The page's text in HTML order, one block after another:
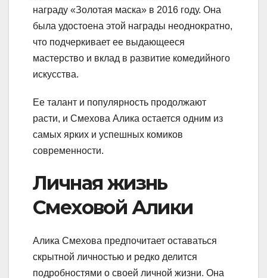
награду «Золотая маска» в 2016 году. Она
была удостоена этой награды неоднократно,
что подчеркивает ее выдающееся
мастерство и вклад в развитие комедийного
искусства.
Ее талант и популярность продолжают
расти, и Смехова Алика остается одним из
самых ярких и успешных комиков
современности.
Личная жизнь
Смеховой Алики
Алика Смехова предпочитает оставаться
скрытной личностью и редко делится
подробностями о своей личной жизни. Она